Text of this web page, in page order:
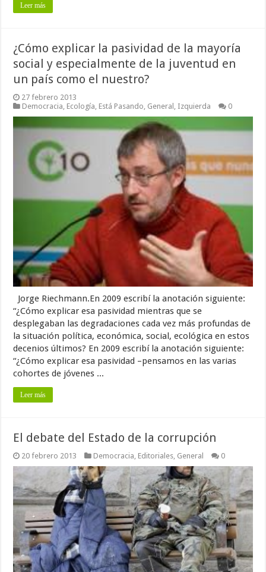
Leer más
¿Cómo explicar la pasividad de la mayoría
social y especialmente de la juventud en
un país como el nuestro?
27 febrero 2013
Democracia Ecología Está Pasando General Izquierda 0
Jorge Riechmann.En 2009 escribí la anotación siguiente:
“¿Cómo explicar esa pasividad mientras que se
desplegaban las degradaciones cada vez más profundas de
la situación política, económica, social, ecológica en estos
decenios últimos? En 2009 escribí la anotación siguiente:
“¿Cómo explicar esa pasividad –pensamos en las varias
cohortes de jóvenes ...
Leer más
El debate del Estado de la corrupción
20 febrero 2013 Democracia, Editoriales, General 0